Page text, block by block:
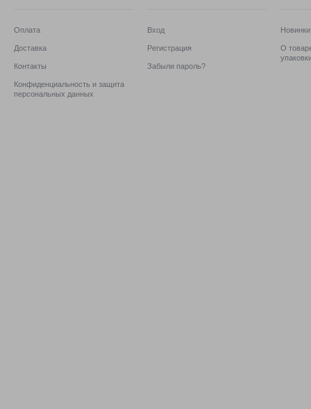
Оплата
Доставка
Контакты
Конфиденциальность и защита
персональных данных
Вход
Регистрация
Забыли пароль?
Новинки
О